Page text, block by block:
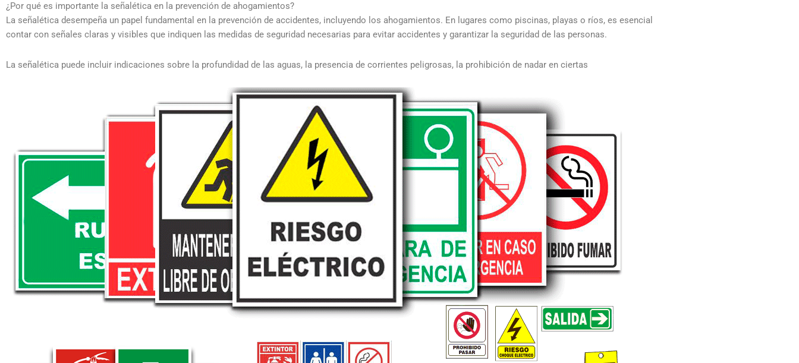
¿Por qué es importante la señalética en la prevención de ahogamientos?
La señalética desempeña un papel fundamental en la prevención de accidentes, incluyendo los ahogamientos. En lugares como piscinas, playas o ríos, es esencial
contar con señales claras y visibles que indiquen las medidas de seguridad necesarias para evitar accidentes y garantizar la seguridad de las personas.
La señalética puede incluir indicaciones sobre la profundidad de las aguas, la presencia de corrientes peligrosas, la prohibición de nadar en ciertas